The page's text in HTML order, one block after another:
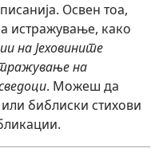
Освен тоа,
истражување, како
на Јеховините
на
. Можеш да
библиски стихови